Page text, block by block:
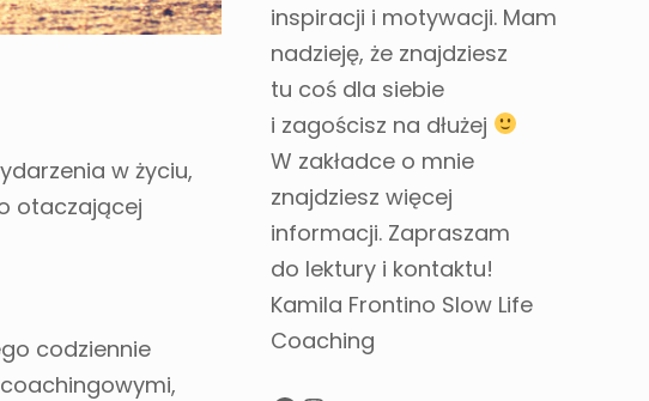
w życiu,
otaczającej
codziennie
inspiracji i motywacji. Mam
nadzieję, że znajdziesz
tu coś dla siebie
i zagościsz na dłużej
W zakładce o mnie
znajdziesz więcej
informacji. Zapraszam
do lektury i kontaktu!
Kamila Frontino Slow Life
Coaching